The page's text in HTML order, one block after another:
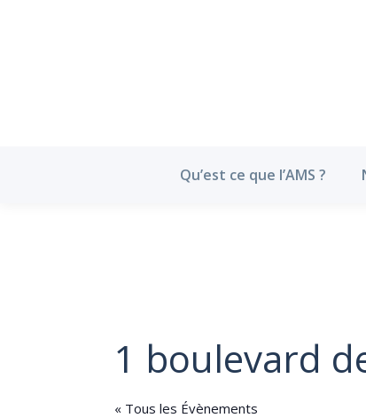
Qu’est ce que l’AMS ?
1 boulevard
« Tous les Évènements